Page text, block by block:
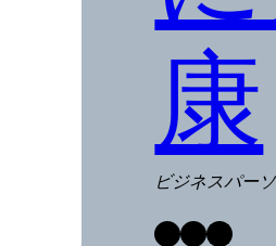
康
ビジネスパー
Facebook
Twitter